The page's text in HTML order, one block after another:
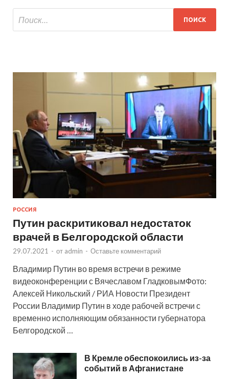
РОССИЯ
Путин раскритиковал недостаток
врачей в Белгородской области
29.07.2021 - от admin - Оставьте комментарий
Владимир Путин во время встречи в режиме
видеоконференции с Вячеславом ГладковымФото:
Алексей Никольский / РИА Новости Президент
России Владимир Путин в ходе рабочей встречи с
временно исполняющим обязанности губернатора
Белгородской …
В Кремле обеспокоились из-за
событий в Афганистане